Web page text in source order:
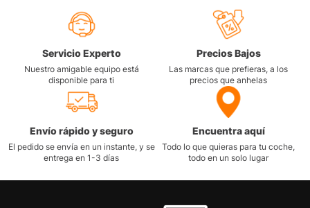
Servicio Experto
Nuestro amigable equipo está
disponible para ti
Precios Bajos
Las marcas que prefieras, a los
precios que anhelas
Envío rápido y seguro
El pedido se envía en un instante, y se
entrega en 1-3 días
Encuentra aquí
Todo lo que quieras para tu coche,
todo en un solo lugar